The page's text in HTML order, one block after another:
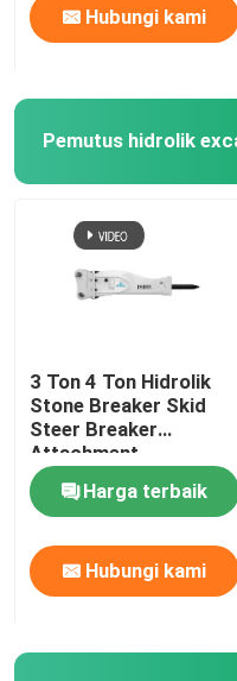
Hubungi kami
Pemutus hidrolik
3 Ton 4 Ton Hidrolik
Stone Breaker Skid
Steer Breaker
Attachment
Harga terbaik
Hubungi kami